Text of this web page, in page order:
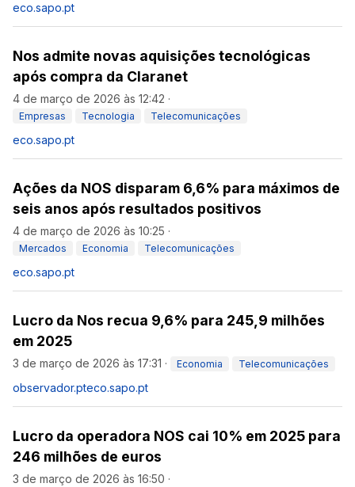
eco.sapo.pt
Nos admite novas aquisições tecnológicas
após compra da Claranet
4 de março de 2026 às 12:42 ·
Empresas Tecnologia Telecomunicações
eco.sapo.pt
Ações da NOS disparam 6,6% para máximos de
seis anos após resultados positivos
4 de março de 2026 às 10:25 ·
Mercados Economia Telecomunicações
eco.sapo.pt
Lucro da Nos recua 9,6% para 245,9 milhões
em 2025
3 de março de 2026 às 17:31 · Economia Telecomunicações
observador.pteco.sapo.pt
Lucro da operadora NOS cai 10% em 2025 para
246 milhões de euros
3 de março de 2026 às 16:50 ·